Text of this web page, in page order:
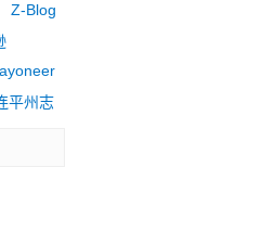
Z-Blog
平州志